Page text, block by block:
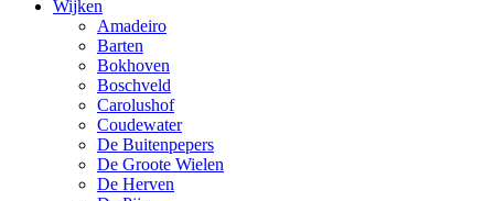
Wijken
Amadeiro
Barten
Bokhoven
Boschveld
Carolushof
Coudewater
De Buitenpepers
De Groote Wielen
De Herven